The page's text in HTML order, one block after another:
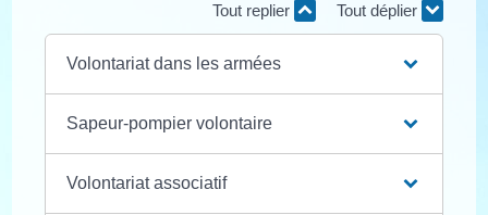
Tout replier Tout déplier
Volontariat dans les armées
Sapeur-pompier volontaire
Volontariat associatif